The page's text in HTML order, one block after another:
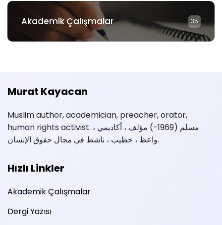
Akademik Çalışmalar 35
Murat Kayacan
Muslim author, academician, preacher, orator,
human rights activist. مسلم (1969-) مؤلف ، أكاديمي ،
واعظ ، خطيب ، ناشط في مجال حقوق الإنسان.
Hızlı Linkler
Akademik Çalışmalar
Dergi Yazısı